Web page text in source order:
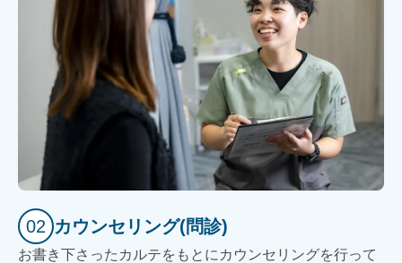
02 カウンセリング(問診)
お書き下さったカルテをもとにカウンセリングを行って